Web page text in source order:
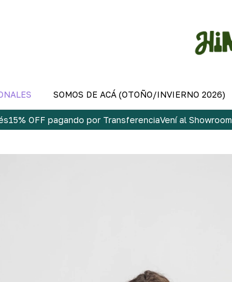
SOMOS DE ACÁ (OTOÑO/INVIERNO 2026)
15% OFF pagando por TransferenciaVení al Showroom